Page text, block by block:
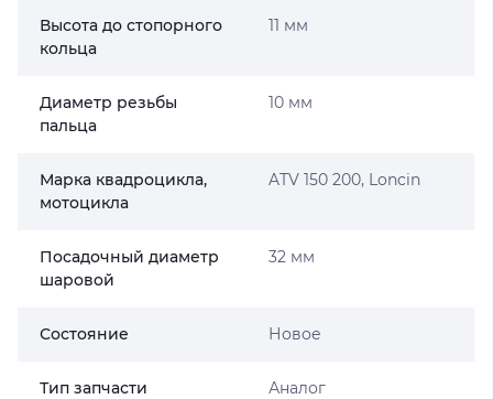
Высота до стопорного
кольца
11 мм
Диаметр резьбы
пальца
10 мм
Марка квадроцикла,
мотоцикла
ATV 150 200, Loncin
Посадочный диаметр
шаровой
32 мм
Состояние Новое
Тип запчасти Аналог